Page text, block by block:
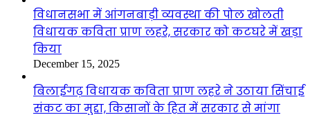
विधानसभा में आंगनबाड़ी व्यवस्था की पोल खोलती
विधायक कविता प्राण लहरे, सरकार को कटघरे में खड़ा
किया
December 15, 2025
बिलाईगढ़ विधायक कविता प्राण लहरे ने उठाया सिंचाई
संकट का मुद्दा, किसानों के हित में सरकार से मांगा